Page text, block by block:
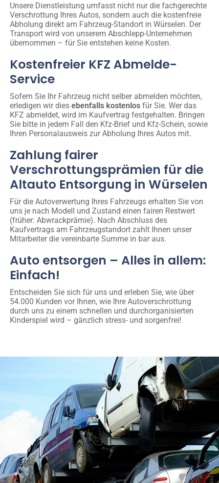
Unsere Dienstleistung umfasst nicht nur die fachgerechte
Verschrottung Ihres Autos, sondern auch die kostenfreie
Abholung direkt am Fahrzeug-Standort in Würselen. Der
Transport wird von unserem Abschlepp-Unternehmen
übernommen – für Sie entstehen keine Kosten.
Kostenfreier KFZ Abmelde-
Service
Sofern Sie Ihr Fahrzeug nicht selber abmelden möchten,
erledigen wir dies ebenfalls kostenlos für Sie. Wer das
KFZ abmeldet, wird im Kaufvertrag festgehalten. Bringen
Sie bitte in jedem Fall den Kfz-Brief und Kfz-Schein, sowie
Ihren Personalausweis zur Abholung Ihres Autos mit.
Zahlung fairer
Verschrottungsprämien für die
Altauto Entsorgung in Würselen
Für die Autoverwertung Ihres Fahrzeugs erhalten Sie von
uns je nach Modell und Zustand einen fairen Restwert
(früher: Abwrackprämie). Nach Abschluss des
Kaufvertrags am Fahrzeugstandort zahlt Ihnen unser
Mitarbeiter die vereinbarte Summe in bar aus.
Auto entsorgen – Alles in allem:
Einfach!
Entscheiden Sie sich für uns und erleben Sie, wie über
54.000 Kunden vor Ihnen, wie Ihre Autoverschrottung
durch uns zu einem schnellen und durchorganisierten
Kinderspiel wird – gänzlich stress- und sorgenfrei!